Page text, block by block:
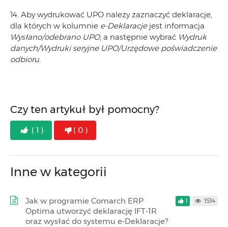
14. Aby wydrukować UPO należy zaznaczyć deklaracje,
dla których w kolumnie e-Deklaracjejest informacja
Wysłano/odebrano UPO, a następnie wybrać Wydruk
danych/Wydruki seryjne UPO/Urzędowe poświadczenie
odbioru.
Czy ten artykuł był pomocny?
( 1 ) ( 0 )
Inne w kategorii
Jak w programie Comarch ERP
Optima utworzyć deklarację IFT-1R
oraz wysłać do systemu e-Deklaracje?
1 1514